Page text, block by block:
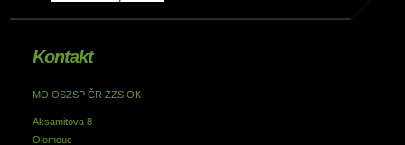
Kontakt
MO OSZSP ČR ZZS OK
Aksamitova 8
Olomouc